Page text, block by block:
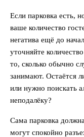
Если парковка есть,
ваше количество
негатива ещё до
уточняйте
то, сколько обычно
занимают. Остаётся
или нужно поискать
неподалёку?
Сама парковка
могут спокойно